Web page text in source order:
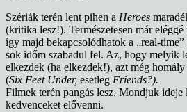
Szériák terén lent pihen a Heroes
(kritika lesz!). Természetesen már
így majd bekapcsolódhatok a „real-
sok időm szabadul fel. Az, hogy melyik
elkezdek (ha elkezdek!), azt még
(Six Feet Under, esetleg Friends?).
Filmek terén pangás lesz. Mondjuk ideje
kedvenceket elővenni.